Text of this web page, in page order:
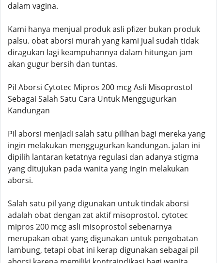
dalam vagina.
Kami hanya menjual produk asli pfizer bukan produk
palsu. obat aborsi murah yang kami jual sudah tidak
diragukan lagi keampuhannya dalam hitungan jam
akan gugur bersih dan tuntas.
Pil Aborsi Cytotec Mipros 200 mcg Asli Misoprostol
Sebagai Salah Satu Cara Untuk Menggugurkan
Kandungan
Pil aborsi menjadi salah satu pilihan bagi mereka yang
ingin melakukan menggugurkan kandungan. jalan ini
dipilih lantaran ketatnya regulasi dan adanya stigma
yang ditujukan pada wanita yang ingin melakukan
aborsi.
Salah satu pil yang digunakan untuk tindak aborsi
adalah obat dengan zat aktif misoprostol. cytotec
mipros 200 mcg asli misoprostol sebenarnya
merupakan obat yang digunakan untuk pengobatan
lambung, tetapi obat ini kerap digunakan sebagai pil